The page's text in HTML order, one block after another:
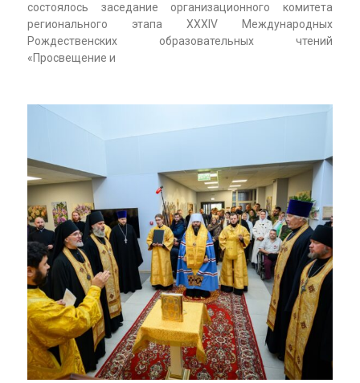
состоялось заседание организационного комитета
регионального этапа XXXIV Международных
Рождественских образовательных чтений
«Просвещение и